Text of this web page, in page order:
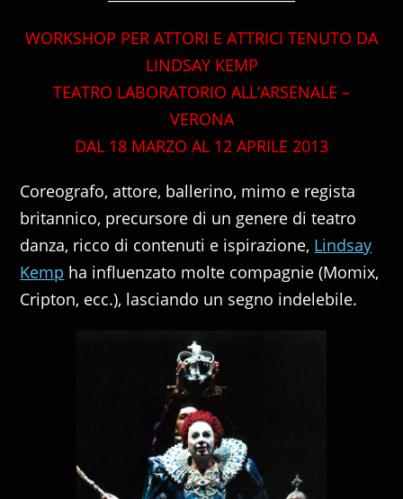
WORKSHOP PER ATTORI E ATTRICI TENUTO DA
LINDSAY KEMP
TEATRO LABORATORIO ALL’ARSENALE –
VERONA
DAL 18 MARZO AL 12 APRILE 2013
Coreografo, attore, ballerino, mimo e regista
britannico, precursore di un genere di teatro
danza, ricco di contenuti e ispirazione, Lindsay
Kemp ha influenzato molte compagnie (Momix,
Cripton, ecc.), lasciando un segno indelebile.